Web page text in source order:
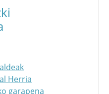
Herria
garapena